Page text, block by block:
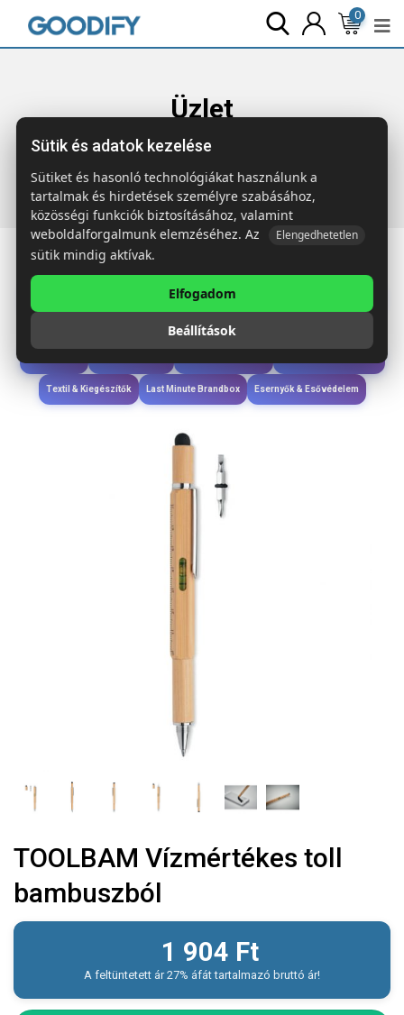
0
Üzlet
Főoldal Termékek Szóróajándék & Szerszám
Vízmértékes toll bambuszból
Étkezés & Ivás
Wellness & Ápolás
Textil & Kiegészítők Last Minute Brandbox Esernyők & Esővédelem
TOOLBAM Vízmértékes toll
bambuszból
1 904 Ft
A feltüntetett ár 27% áfát tartalmazó bruttó ár!
Sütik és adatok kezelése
Sütiket és hasonló technológiákat használunk a
tartalmak és hirdetések személyre szabásához,
közösségi funkciók biztosításához, valamint
weboldalforgalmunk elemzéséhez. Az
Elengedhetetlen
sütik mindig aktívak.
Elfogadom
Beállítások